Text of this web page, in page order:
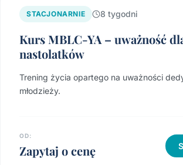
STACJONARNIE 8 tygodni
Kurs MBLC-YA – uważność
nastolatków
Trening życia opartego na uważności
młodzieży.
OD:
Zapytaj o cenę